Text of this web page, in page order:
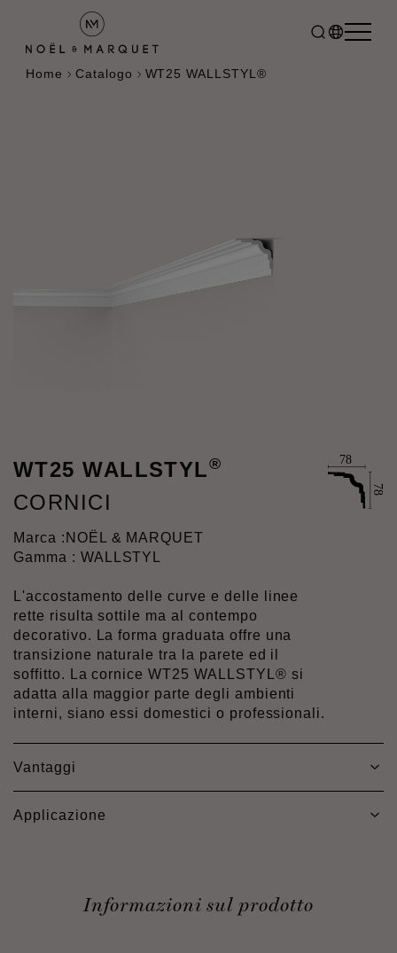
Home Catalogo WT25 WALLSTYL®
WT25 WALLSTYL®
CORNICI
Marca : NOËL & MARQUET
Gamma : WALLSTYL
L'accostamento delle curve e delle linee
rette risulta sottile ma al contempo
decorativo. La forma graduata offre una
transizione naturale tra la parete ed il
soffitto. La cornice WT25 WALLSTYL® si
adatta alla maggior parte degli ambienti
interni, siano essi domestici o professionali.
Vantaggi
Applicazione
Informazioni sul prodotto